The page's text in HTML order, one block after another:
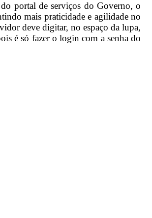
portal de serviços do Governo, o
mais praticidade e agilidade no
deve digitar, no espaço da lupa,
é só fazer o login com a senha do